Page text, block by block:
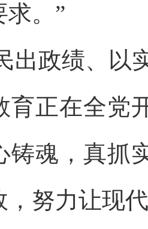
求。”
出政绩、以
育正在全党
铸魂，真抓
，努力让现